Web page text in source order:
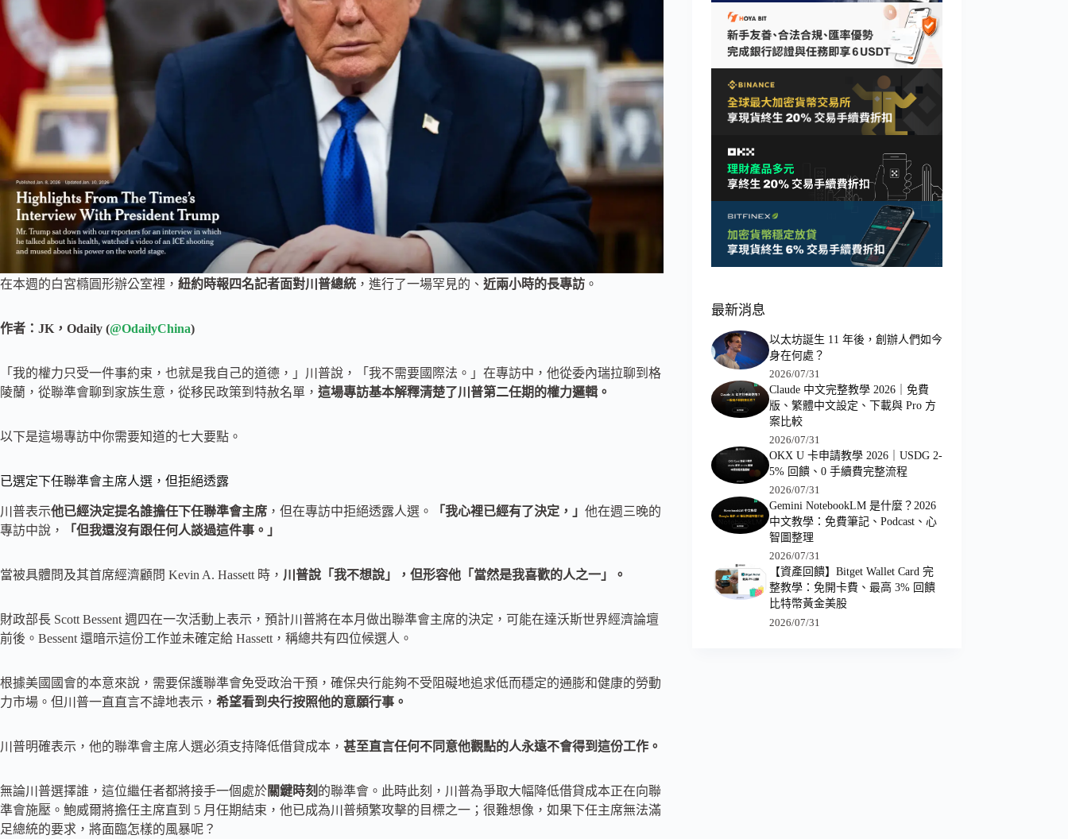
在本週的白宮橢圓形辦公室裡， 紐約時報四名記者面對川普總統 ，進行了一場罕見的、 近兩小時的長專訪 。
作者：JK，Odaily (@OdailyChina)
「我的權力只受一件事約束，也就是我自己的道德，」川普說，「我不需要國際法。」在專訪中，他從委內瑞拉聊到格
陵蘭，從聯準會聊到家族生意，從移民政策到特赦名單， 這場專訪基本解釋清楚了川普第二任期的權力邏輯。
以下是這場專訪中你需要知道的七大要點。
已選定下任聯準會主席人選，但拒絕透露
川普表示他已經決定提名誰擔任下任聯準會主席 ，但在專訪中拒絕透露人選。 「我心裡已經有了決定，」 他在週三晚的
專訪中說，
「但我還沒有跟任何人談過這件事。」
當被具體問及其首席經濟顧問 Kevin A. Hassett 時， 川普說「我不想說」，但形容他「當然是我喜歡的人之一」。
財政部長 Scott Bessent 週四在一次活動上表示，預計川普將在本月做出聯準會主席的決定，可能在達沃斯世界經濟論壇
前後。Bessent 還暗示這份工作並未確定給 Hassett，稱總共有四位候選人。
根據美國國會的本意來說，需要保護聯準會免受政治干預，確保央行能夠不受阻礙地追求低而穩定的通膨和健康的勞動
力市場。但川普一直直言不諱地表示， 希望看到央行按照他的意願行事。
川普明確表示，他的聯準會主席人選必須支持降低借貸成本， 甚至直言任何不同意他觀點的人永遠不會得到這份工作。
無論川普選擇誰，這位繼任者都將接手一個處於關鍵時刻 的聯準會。此時此刻，川普為爭取大幅降低借貸成本正在向聯
準會施壓。鮑威爾將擔任主席直到 5 月任期結束，他已成為川普頻繁攻擊的目標之一；很難想像，如果下任主席無法滿
足總統的要求，將面臨怎樣的風暴呢？
最新消息
以太坊誕生 11 年後，創辦人們如今
身在何處？
2026/07/31
Claude 中文完整教學 2026｜免費
版、繁體中文設定、下載與 Pro 方
案比較
2026/07/31
OKX U 卡申請教學 2026｜USDG 2-
5% 回饋、0 手續費完整流程
2026/07/31
Gemini NotebookLM 是什麼？2026
中文教學：免費筆記、Podcast、心
智圖整理
2026/07/31
【資產回饋】Bitget Wallet Card 完
整教學：免開卡費、最高 3% 回饋
比特幣黃金美股
2026/07/31